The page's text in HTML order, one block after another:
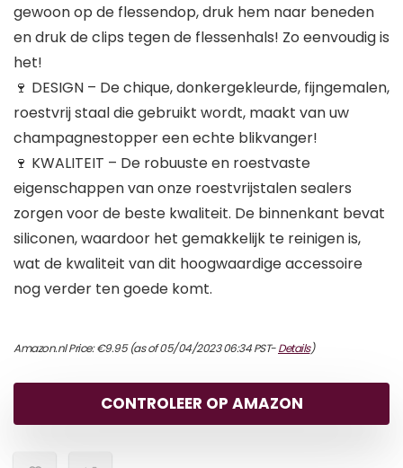
gewoon op de flessendop, druk hem naar beneden
en druk de clips tegen de flessenhals! Zo eenvoudig is
het!
🍷 DESIGN – De chique, donkergekleurde, fijngemalen,
roestvrij staal die gebruikt wordt, maakt van uw
champagnestopper een echte blikvanger!
🍷 KWALITEIT – De robuuste en roestvaste
eigenschappen van onze roestvrijstalen sealers
zorgen voor de beste kwaliteit. De binnenkant bevat
siliconen, waardoor het gemakkelijk te reinigen is,
wat de kwaliteit van dit hoogwaardige accessoire
nog verder ten goede komt.
Amazon.nl Price:€9.95(as of 05/04/2023 06:34 PST-Details)
CONTROLEER OP AMAZON